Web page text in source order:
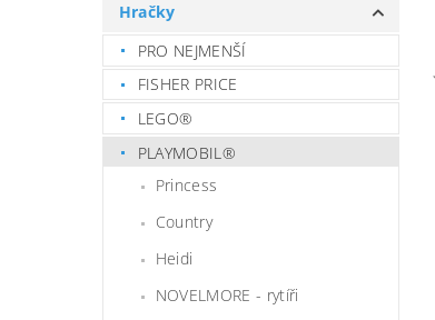
Hračky
PRO NEJMENŠÍ
FISHER PRICE
LEGO®
PLAYMOBIL®
Princess
Country
Heidi
NOVELMORE - rytíři